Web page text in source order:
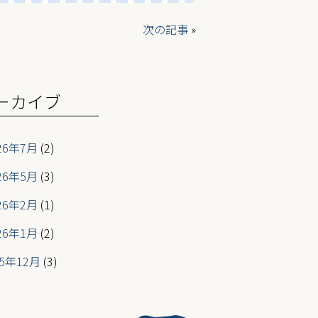
次の記事 »
カイブ
年7月 (2)
年5月 (3)
年2月 (1)
年1月 (2)
年12月 (3)